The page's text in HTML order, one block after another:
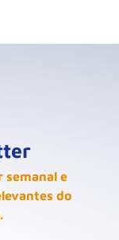
semanal e
do